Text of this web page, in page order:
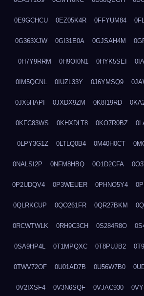
0E9GCHCU 0EZ05K4R 0FFYUM84
0G363XJW 0GI31E0A 0GJSAH4M
0H7Y9RRM 0H9OI0N1 0HYK5SEI
0IM5QCNL 0IUZL33Y 0J6YMSQ9
0JX5HAPI 0JXDX9ZM 0K8I19RD
0KFC83WS 0KHXDLT8 0KO7R0BZ
0LPY3G1Z 0LTLQ0B4 0M40H0CT
0NALSI2P 0NFM8HBQ 0O1D2CFA
0P2UDQV4 0P3WEUER 0PHNO5Y4
0QLRKCUP 0QO261FR 0QR27BKM
0RCWTWLK 0RH9C3CH 0S284R8O
0SA9HP4L 0T1MPQXC 0T8PUJB2
0TWV72OF 0U01AD7B 0U56W7B0
0V2IXSF4 0V3N6SQF 0VJAC930